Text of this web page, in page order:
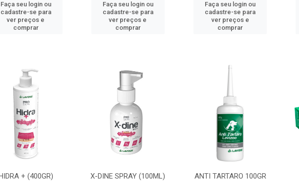
Faça seu login ou
cadastre-se para
ver preços e
comprar
Faça seu login ou
cadastre-se para
ver preços e
comprar
Faça seu login ou
cadastre-se para
ver preços e
comprar
+ (400GR) X-DINE SPRAY (100ML) ANTI TARTARO 100GR